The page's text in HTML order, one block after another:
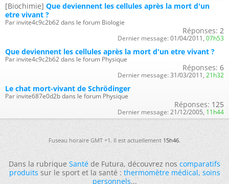
[Biochimie] Que deviennent les cellules après la mort d'un
etre vivant ?
Par invite4c9c2b62 dans le forum Biologie
Réponses: 2
Dernier message: 01/04/2011, 07h53
Que deviennent les cellules après la mort d'un etre vivant ?
Par invite4c9c2b62 dans le forum Physique
Réponses: 6
Dernier message: 31/03/2011, 21h32
Le chat mort-vivant de Schrödinger
Par invite687e0d2b dans le forum Physique
Réponses: 125
Dernier message: 21/12/2005, 11h44
Fuseau horaire GMT +1. Il est actuellement15h46.
Dans la rubriqueSantéde Futura, découvrez noscomparatifs
produitssur le sport et la santé :thermomètre médical,soins
personnels...